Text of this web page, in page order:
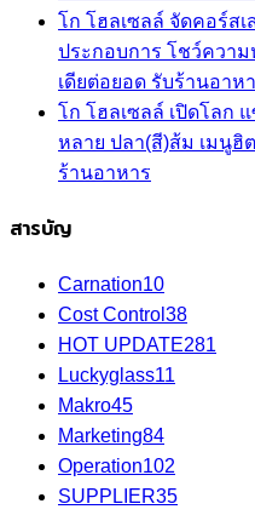
โก โฮลเซลล์ จัดคอร์ส
ประกอบการ โชว์ควา
เดียต่อยอด รับร้านอาห
โก โฮลเซลล์ เปิดโลก
หลาย ปลา(สี)ส้ม เมนูฮิ
ร้านอาหาร
สารบัญ
Carnation10
Cost Control 38
HOT UPDATE281
Luckyglass11
Makro45
Marketing84
Operation102
SUPPLIER35